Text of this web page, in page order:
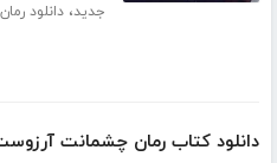
جدید،دانلود
دانلود کتاب رمان چشمانت